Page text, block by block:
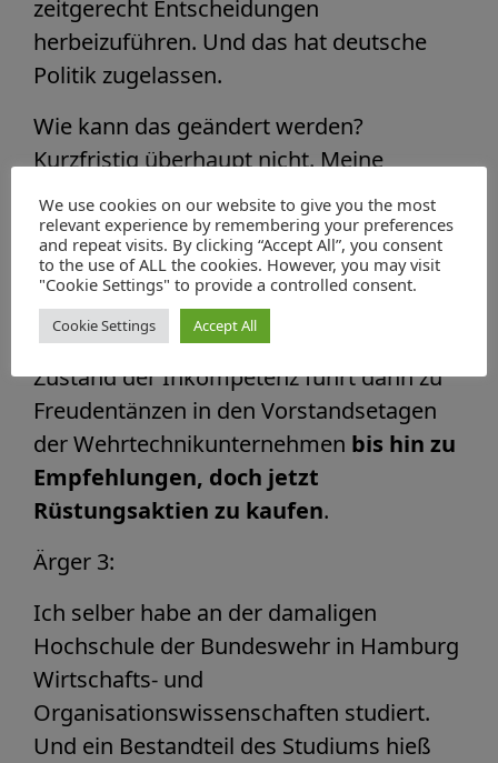
zeitgerecht Entscheidungen
herbeizuführen. Und das hat deutsche
Politik zugelassen.
Wie kann das geändert werden?
Kurzfristig überhaupt nicht. Meine
Schätzung: mindestens 10 Jahre
Zeitbedarf, denn die Expertise für diese
Aufgaben entsteht ja auch durch
Erfahrung. Und die benötigt Zeit.
Und genau dieser wirklich unglaubliche
Zustand der Inkompetenz führt dann zu
Freudentänzen in den Vorstandsetagen
der Wehrtechnikunternehmen bis hin zu
Empfehlungen, doch jetzt
Rüstungsaktien zu kaufen.
Ärger 3:
Ich selber habe an der damaligen
Hochschule der Bundeswehr in Hamburg
Wirtschafts- und
Organisationswissenschaften studiert.
Und ein Bestandteil des Studiums hieß
We use cookies on our website to give you the most
relevant experience by remembering your preferences
and repeat visits. By clicking “Accept All”, you consent
to the use of ALL the cookies. However, you may visit
"Cookie Settings" to provide a controlled consent.
Cookie Settings Accept All